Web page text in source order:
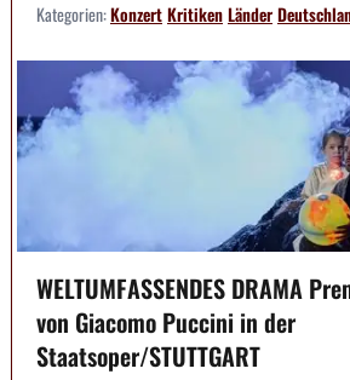
Kategorien:KonzertKritikenLänder
WELTUMFASSENDES DRAMA
von Giacomo Puccini in der
Staatsoper/STUTTGART